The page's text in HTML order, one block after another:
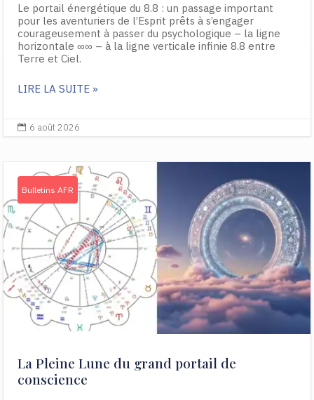
Le portail énergétique du 8.8 : un passage important
pour les aventuriers de l’Esprit prêts à s’engager
courageusement à passer du psychologique – la ligne
horizontale ∞∞ – à la ligne verticale infinie 8.8 entre
Terre et Ciel.
LIRE LA SUITE »
 6 août 2026
Bulletins AFR
La Pleine Lune du grand portail de
conscience